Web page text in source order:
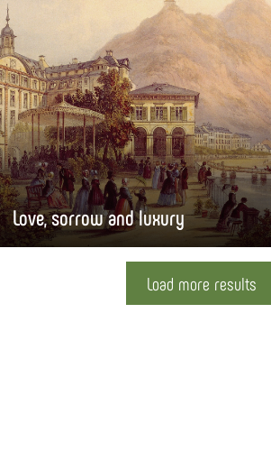
Love, sorrow and luxury
Load more results